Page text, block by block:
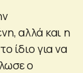
αλλά και η
ίδιο για να
ο